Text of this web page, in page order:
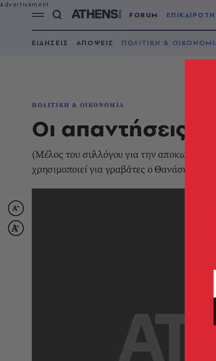
FORUM
ΕΙΔΗΣΕΙΣ ΑΠΟΨΕΙΣ ΠΟΛΙΤΙΚΗ &
ΠΟΛΙΤΙΚΗ & ΟΙΚΟΝΟΜΙΑ
Οι απαντήσεις
(Mέλος του συλλόγου για την
χρησιμοποιεί για γραβάτες ο Θανάσης